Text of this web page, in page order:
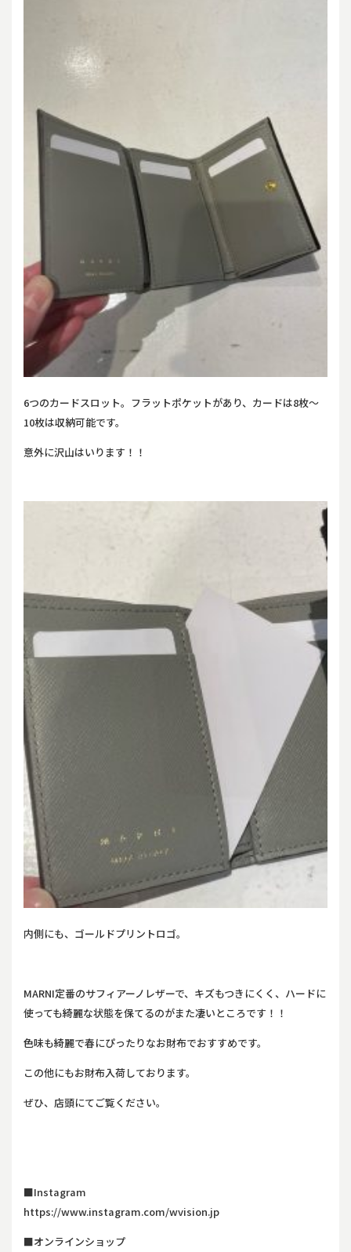
6つのカードスロット。フラットポケットがあり、カードは8枚〜
10枚は収納可能です。
意外に沢山はいります！！
内側にも、ゴールドプリントロゴ。
MARNI定番のサフィアーノレザーで、キズもつきにくく、ハードに
使っても綺麗な状態を保てるのがまた凄いところです！！
色味も綺麗で春にぴったりなお財布でおすすめです。
この他にもお財布入荷しております。
ぜひ、店頭にてご覧ください。
■Instagram
https://www.instagram.com/wvision.jp
■オンラインショップ